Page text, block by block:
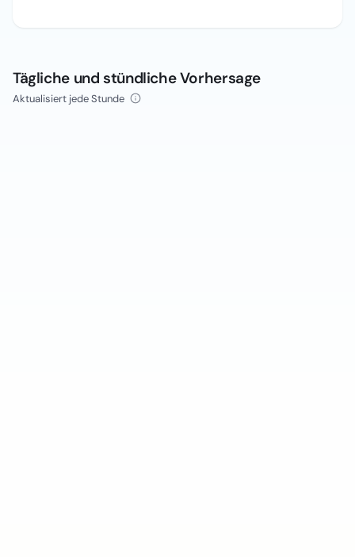
Tägliche und stündliche Vorhersage
Aktualisiert jede Stunde